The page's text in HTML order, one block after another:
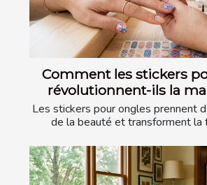
Comment les stickers
révolutionnent-ils la
Les stickers pour ongles prennent
de la beauté et transforment la